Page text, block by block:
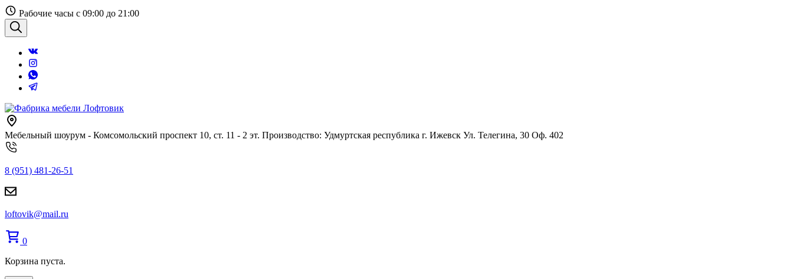
Перейти
к
содержанию
Рабочие часы с 09:00 до 21:00
Поиск
Мебельный шоурум - Комсомольский проспект 10, ст. 11 - 2 эт. Производство: Удмуртская республика г. Ижевск Ул. Телегина, 30 Оф. 402
8 (951) 481-26-51
loftovik@mail.ru
0
Корзина пуста.